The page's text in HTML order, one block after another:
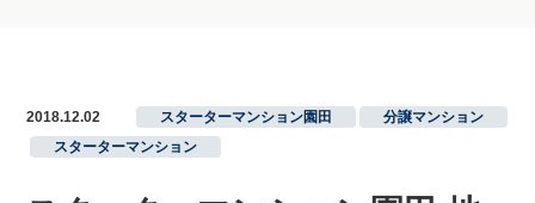
2018.12.02 スターターマンション園田
分譲マンション
スターターマンション